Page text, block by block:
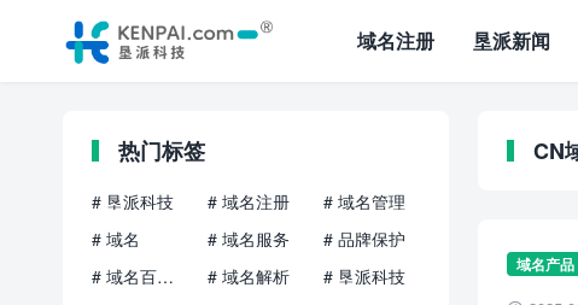
域名注册 垦派新闻
CN
域名产品
热门标签
# 垦派科技 # 域名注册
# 域名管理
# 域名
# 域名服务
# 品牌保护
# 域名百科知识
# 域名解析
# 垦派科技